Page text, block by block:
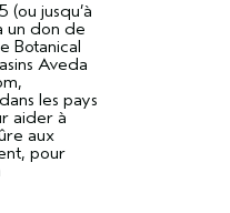
jusqu’à
un don de
Botanical
Aveda
les pays
aider à
aux
pour